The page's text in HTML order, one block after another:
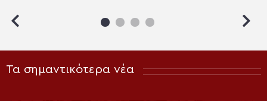
Τα σημαντικότερα νέα